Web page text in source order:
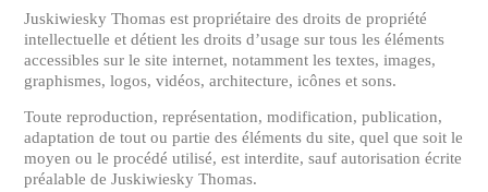
Juskiwiesky Thomas est propriétaire des droits de propriété
intellectuelle et détient les droits d’usage sur tous les éléments
accessibles sur le site internet, notamment les textes, images,
graphismes, logos, vidéos, architecture, icônes et sons.
Toute reproduction, représentation, modification, publication,
adaptation de tout ou partie des éléments du site, quel que soit le
moyen ou le procédé utilisé, est interdite, sauf autorisation écrite
préalable de Juskiwiesky Thomas.